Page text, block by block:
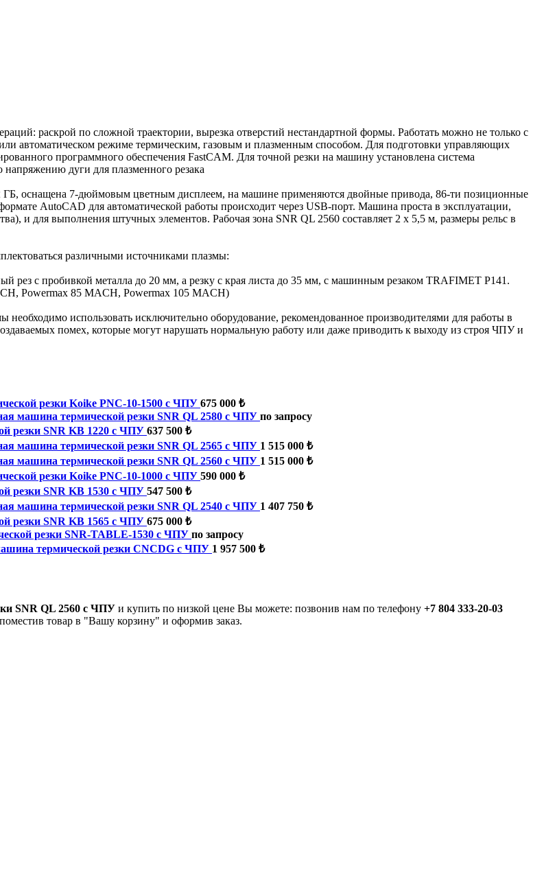
раскрой по сложной траектории, вырезка отверстий нестандартной формы. Работать можно не только с
автоматическом режиме термическим, газовым и плазменным способом. Для подготовки управляющих
программного обеспечения FastCAM. Для точной резки на машину установлена система
напряжению дуги для плазменного резака
оснащена 7-дюймовым цветным дисплеем, на машине применяются двойные привода, 86-ти позиционные
AutoCAD для автоматической работы происходит через USB-порт. Машина проста в эксплуатации,
и для выполнения штучных элементов. Рабочая зона SNR QL 2560 составляет 2 x 5,5 м, размеры рельс в
различными источниками плазмы:
рез с пробивкой металла до 20 мм, а резку с края листа до 35 мм, с машинным резаком TRAFIMET P141.
Powermax 85 MACH, Powermax 105 MACH)
использовать исключительно оборудование, рекомендованное производителями для работы в
помех, которые могут нарушать нормальную работу или даже приводить к выходу из строя ЧПУ и
резки Koike PNC-10-1500 с ЧПУ 675 000 ₺
машина термической резки SNR QL 2580 с ЧПУ по запросу
резки SNR KB 1220 с ЧПУ 637 500 ₺
машина термической резки SNR QL 2565 с ЧПУ 1 515 000 ₺
машина термической резки SNR QL 2560 с ЧПУ 1 515 000 ₺
резки Koike PNC-10-1000 с ЧПУ 590 000 ₺
резки SNR KB 1530 с ЧПУ 547 500 ₺
машина термической резки SNR QL 2540 с ЧПУ 1 407 750 ₺
резки SNR KB 1565 с ЧПУ 675 000 ₺
резки SNR-TABLE-1530 с ЧПУ по запросу
термической резки CNCDG с ЧПУ 1 957 500 ₺
SNR QL 2560 с ЧПУ и купить по низкой цене Вы можете: позвонив нам по телефону +7 804 333-20-03
товар в "Вашу корзину" и оформив заказ.